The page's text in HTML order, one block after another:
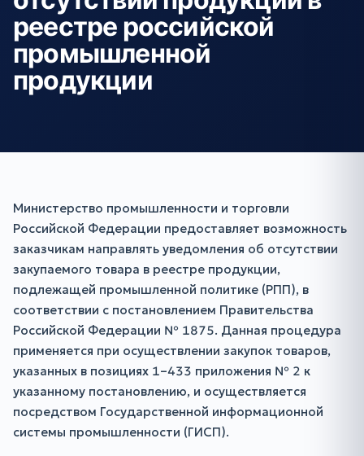
реестре российской
промышленной
продукции
Министерство промышленности и торговли
Российской Федерации предоставляет возможность
заказчикам направлять уведомления об отсутствии
закупаемого товара в реестре продукции,
подлежащей промышленной политике (РПП), в
соответствии с постановлением Правительства
Российской Федерации № 1875. Данная процедура
применяется при осуществлении закупок товаров,
указанных в позициях 1–433 приложения № 2 к
указанному постановлению, и осуществляется
посредством Государственной информационной
системы промышленности (ГИСП).